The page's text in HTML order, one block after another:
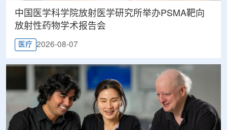
中国医学科学院放射医学研究所举办PSMA靶向
放射性药物学术报告会
医疗 2026-08-07